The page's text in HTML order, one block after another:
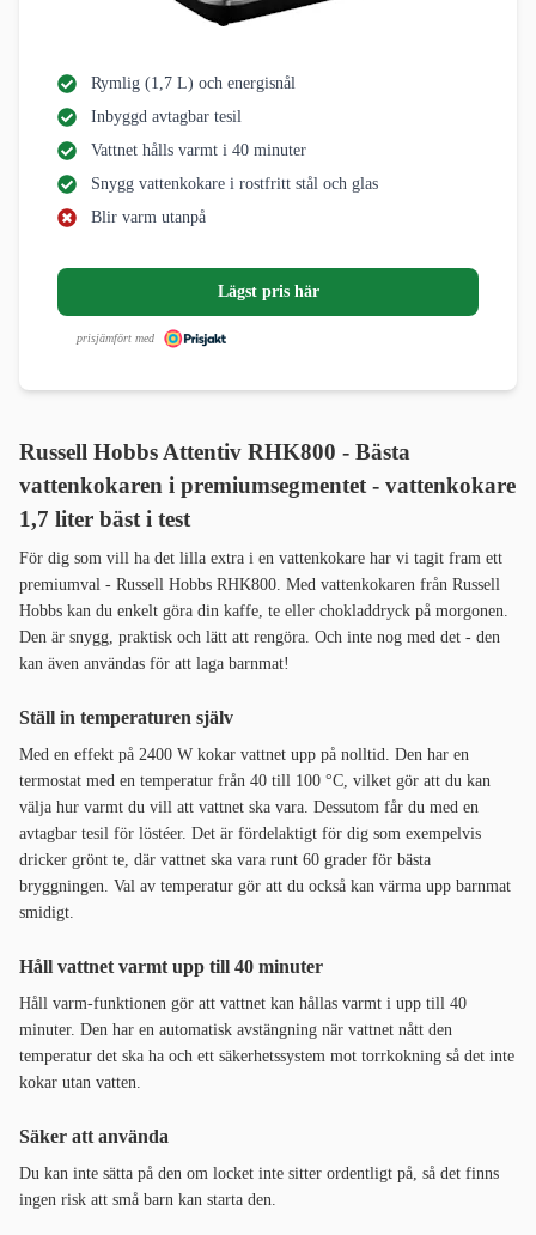
Rymlig (1,7 L) och energisnål
Inbyggd avtagbar tesil
Vattnet hålls varmt i 40 minuter
Snygg vattenkokare i rostfritt stål och glas
Blir varm utanpå
Lägst pris här
prisjämfört med
Russell Hobbs Attentiv RHK800 - Bästa
vattenkokaren i premiumsegmentet - vattenkokare
1,7 liter bäst i test
För dig som vill ha det lilla extra i en vattenkokare har vi tagit fram ett
premiumval - Russell Hobbs RHK800. Med vattenkokaren från Russell
Hobbs kan du enkelt göra din kaffe, te eller chokladdryck på morgonen.
Den är snygg, praktisk och lätt att rengöra. Och inte nog med det - den
kan även användas för att laga barnmat!
Ställ in temperaturen själv
Med en effekt på 2400 W kokar vattnet upp på nolltid. Den har en
termostat med en temperatur från 40 till 100 °C, vilket gör att du kan
välja hur varmt du vill att vattnet ska vara. Dessutom får du med en
avtagbar tesil för löstéer. Det är fördelaktigt för dig som exempelvis
dricker grönt te, där vattnet ska vara runt 60 grader för bästa
bryggningen. Val av temperatur gör att du också kan värma upp barnmat
smidigt.
Håll vattnet varmt upp till 40 minuter
Håll varm-funktionen gör att vattnet kan hållas varmt i upp till 40
minuter. Den har en automatisk avstängning när vattnet nått den
temperatur det ska ha och ett säkerhetssystem mot torrkokning så det inte
kokar utan vatten.
Säker att använda
Du kan inte sätta på den om locket inte sitter ordentligt på, så det finns
ingen risk att små barn kan starta den.